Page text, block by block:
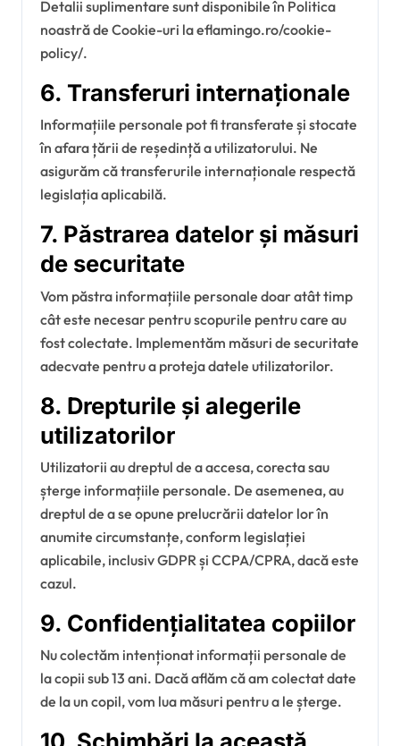
Detalii suplimentare sunt disponibile în Politica
noastră de Cookie-uri la eflamingo.ro/cookie-
policy/.
6. Transferuri internaționale
Informațiile personale pot fi transferate și stocate
în afara țării de reședință a utilizatorului. Ne
asigurăm că transferurile internaționale respectă
legislația aplicabilă.
7. Păstrarea datelor și măsuri
de securitate
Vom păstra informațiile personale doar atât timp
cât este necesar pentru scopurile pentru care au
fost colectate. Implementăm măsuri de securitate
adecvate pentru a proteja datele utilizatorilor.
8. Drepturile și alegerile
utilizatorilor
Utilizatorii au dreptul de a accesa, corecta sau
șterge informațiile personale. De asemenea, au
dreptul de a se opune prelucrării datelor lor în
anumite circumstanțe, conform legislației
aplicabile, inclusiv GDPR și CCPA/CPRA, dacă este
cazul.
9. Confidențialitatea copiilor
Nu colectăm intenționat informații personale de
la copii sub 13 ani. Dacă aflăm că am colectat date
de la un copil, vom lua măsuri pentru a le șterge.